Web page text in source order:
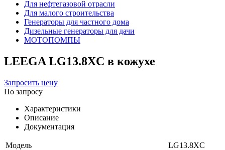
Для нефтегазовой отрасли
Для малого строительства
Генераторы для частного дома
Дизельные генераторы для дачи
МОТОПОМПЫ
LEEGA LG13.8XC в кожухе
Запросить цену
По запросу
Характеристики
Описание
Документация
Модель
LG13.8XC